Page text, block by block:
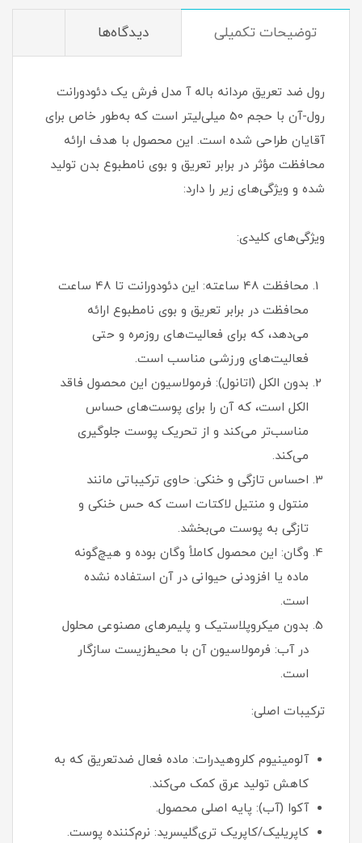
توضیحات تکمیلی دیدگاه‌ها
رول ضد تعریق مردانه باله آ مدل فرش یک دئودورانت
رول-آن با حجم 50 میلی‌لیتر است که به‌طور خاص برای
آقایان طراحی شده است. این محصول با هدف ارائه
محافظت مؤثر در برابر تعریق و بوی نامطبوع بدن تولید
شده و ویژگی‌های زیر را دارد:
ویژگی‌های کلیدی:
محافظت 48 ساعته: این دئودورانت تا 48 ساعت
محافظت در برابر تعریق و بوی نامطبوع ارائه
می‌دهد، که برای فعالیت‌های روزمره و حتی
فعالیت‌های ورزشی مناسب است.
بدون الکل (اتانول): فرمولاسیون این محصول فاقد
الکل است، که آن را برای پوست‌های حساس
مناسب‌تر می‌کند و از تحریک پوست جلوگیری
می‌کند.
احساس تازگی و خنکی: حاوی ترکیباتی مانند
منتول و منتیل لاکتات است که حس خنکی و
تازگی به پوست می‌بخشد.
وگان: این محصول کاملاً وگان بوده و هیچ‌گونه
ماده یا افزودنی حیوانی در آن استفاده نشده
است.
بدون میکروپلاستیک و پلیمرهای مصنوعی محلول
در آب: فرمولاسیون آن با محیط‌زیست سازگار
است.
ترکیبات اصلی:
آلومینیوم کلروهیدرات: ماده فعال ضدتعریق که به
کاهش تولید عرق کمک می‌کند.
آکوا (آب): پایه اصلی محصول.
کاپریلیک/کاپریک تری‌گلیسرید: نرم‌کننده پوست.